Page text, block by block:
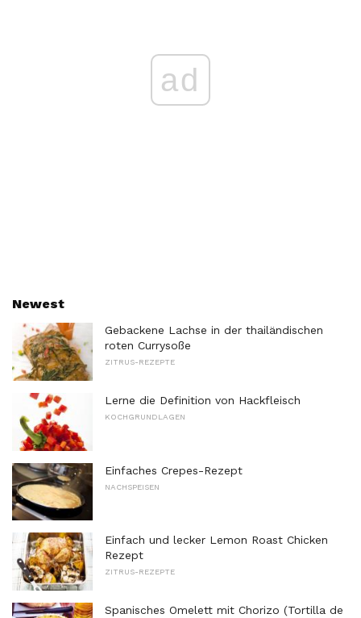
ad
Newest
Gebackene Lachse in der thailändischen
roten Currysoße
ZITRUS-REZEPTE
Lerne die Definition von Hackfleisch
KOCHGRUNDLAGEN
Einfaches Crepes-Rezept
NACHSPEISEN
Einfach und lecker Lemon Roast Chicken
Rezept
ZITRUS-REZEPTE
Spanisches Omelett mit Chorizo ​​(Tortilla de